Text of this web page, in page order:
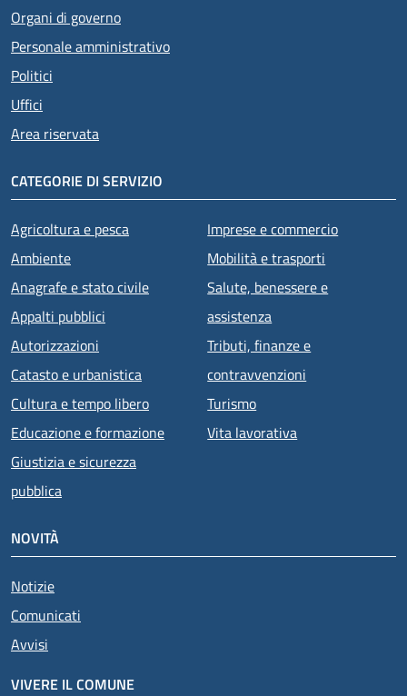
Organi di governo
Personale amministrativo
Politici
Uffici
Area riservata
CATEGORIE DI SERVIZIO
Agricoltura e pesca
Ambiente
Anagrafe e stato civile
Appalti pubblici
Autorizzazioni
Catasto e urbanistica
Cultura e tempo libero
Educazione e formazione
Giustizia e sicurezza
pubblica
Imprese e commercio
Mobilità e trasporti
Salute, benessere e
assistenza
Tributi, finanze e
contravvenzioni
Turismo
Vita lavorativa
NOVITÀ
Notizie
Comunicati
Avvisi
VIVERE IL COMUNE